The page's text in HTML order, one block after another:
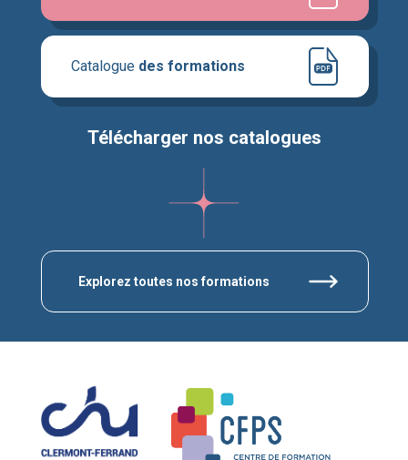
Explorez toutes nos formations
Télécharger nos catalogues
Catalogue des formations